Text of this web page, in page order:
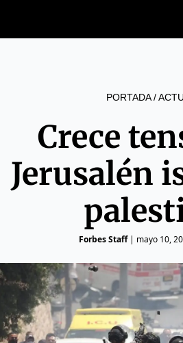
PORTADA/
Crece
Jerusalén
Forbes Staff| mayo 10,